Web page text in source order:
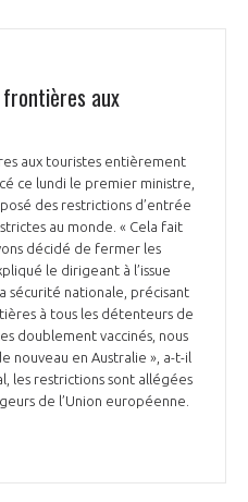
frontières aux
aux touristes entièrement
ce lundi le premier ministre,
des restrictions d’entrée
au monde. « Cela fait
décidé de fermer les
le dirigeant à l’issue
sécurité nationale, précisant
à tous les détenteurs de
doublement vaccinés, nous
nouveau en Australie », a-t-il
les restrictions sont allégées
de l’Union européenne.